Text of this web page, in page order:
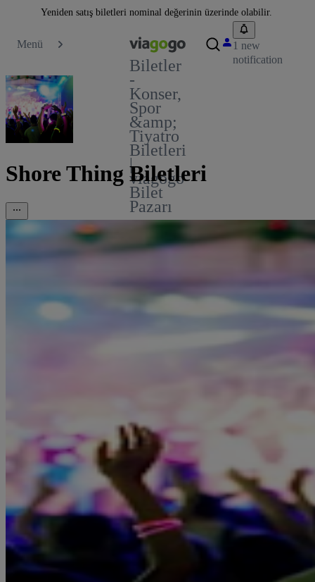
Yeniden satış biletleri nominal değerinin üzerinde olabilir.
Menü
Biletler
-
Konser,
Spor
&amp;
Tiyatro
Biletleri
|
viagogo
Bilet
Pazarı
1 new
notification
Shore Thing Biletleri